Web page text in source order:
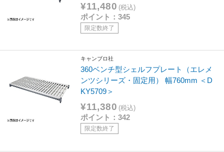
¥11,480 (税込)
ポイント：345
限定数終了
キャンブロ社
360ベンチ型シェルフプレート（エレメ
ンツシリーズ・固定用） 幅760mm ＜D
KY5709＞
¥11,380 (税込)
ポイント：342
限定数終了